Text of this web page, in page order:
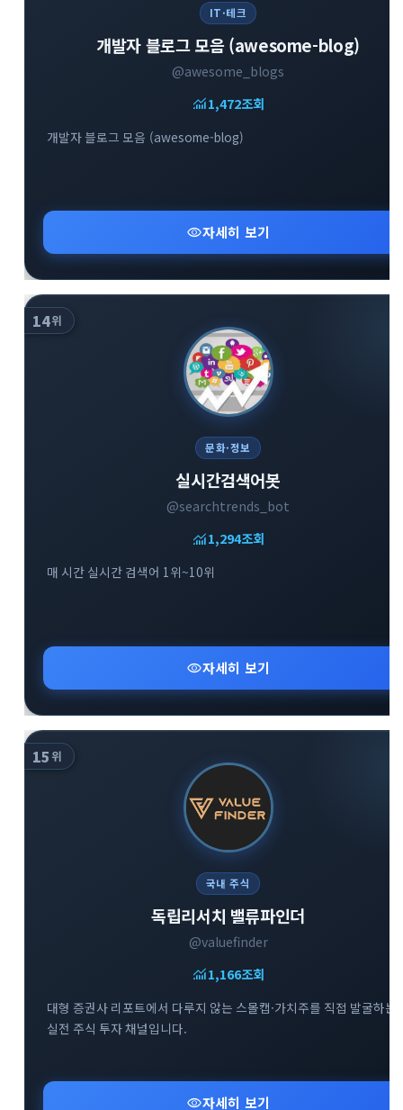
IT·테크
개발자 블로그 모음 (awesome-blog)
@awesome_blogs
monitoring1,472조회
개발자 블로그 모음 (awesome-blog)
visibility자세히 보기
14위
문화·정보
실시간검색어봇
@searchtrends_bot
monitoring1,294조회
매 시간 실시간 검색어 1위~10위
visibility자세히 보기
15 위
국내 주식
독립리서치 밸류파인더
@valuefinder
monitoring1,166조회
대형 증권사 리포트에서 다루지 않는 스몰캡·가치주를 직접 발굴하는
실전 주식 투자 채널입니다.
visibility자세히 보기